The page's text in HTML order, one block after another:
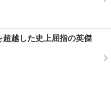
超越した史上屈指の英傑